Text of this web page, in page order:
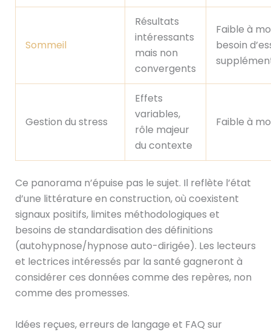
Sommeil
Résultats
intéressants
mais non
convergents
Faible à
besoin
Gestion du stress
Effets
variables,
rôle majeur
du contexte
Faible à
Ce panorama n’épuise pas le sujet. Il reflète l’état
d’une littérature en construction, où coexistent
signaux positifs, limites méthodologiques et
besoins de standardisation des définitions
(autohypnose/hypnose auto-dirigée). Les lecteurs
et lectrices intéressés par la santé gagneront à
considérer ces données comme des repères, non
comme des promesses.
Idées reçues, erreurs de langage et FAQ sur